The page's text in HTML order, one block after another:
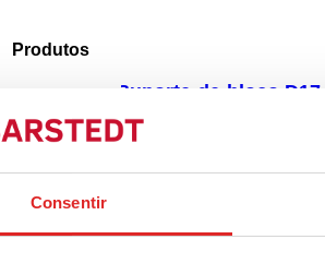
Consentir
Produtos
Suporte-de-bloco D17